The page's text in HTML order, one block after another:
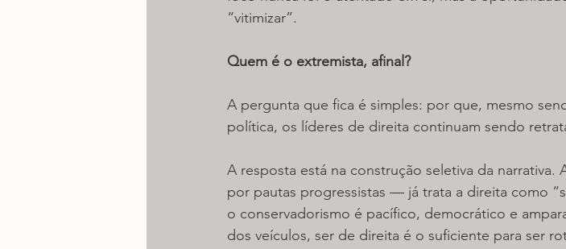
“vitimizar”.
Quem é o extremista, afinal?
A pergunta que fica é simples: por que, mesmo
política, os líderes de direita continuam sendo
A resposta está na construção seletiva da
por pautas progressistas — já trata a direita como
o conservadorismo é pacífico, democrático e
dos veículos, ser de direita é o suficiente para ser